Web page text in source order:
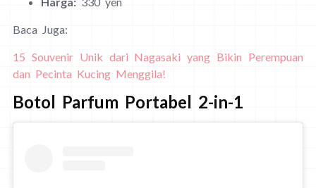
Baca Juga:
15 Souvenir Unik dari Nagasaki yang Bikin Perempuan
dan Pecinta Kucing Menggila!
Botol Parfum Portabel 2-in-1